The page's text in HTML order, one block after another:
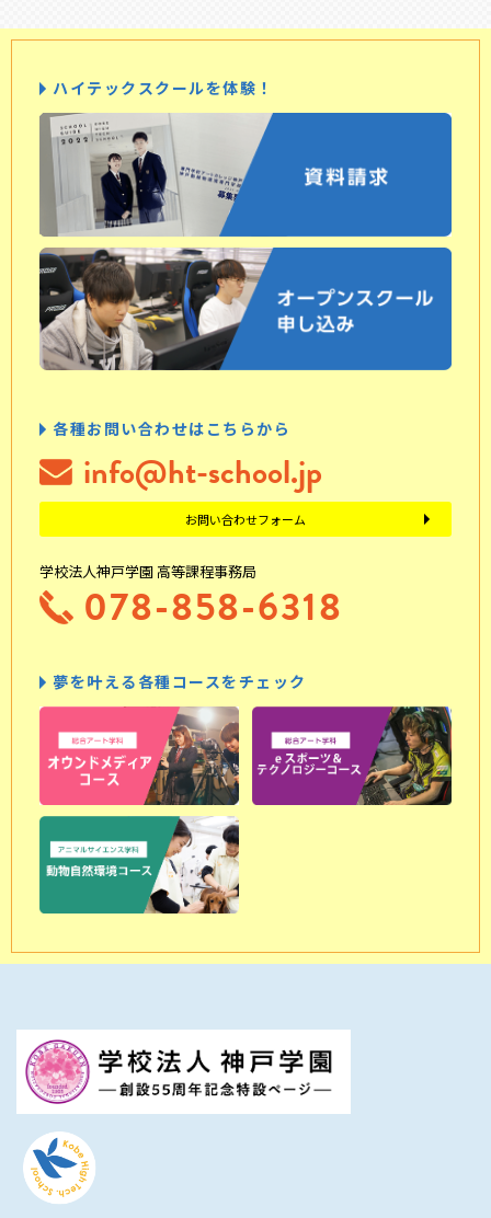
ハイテックスクールを体験！
各種お問い合わせはこちらから
info@ht-school.jp
お問い合わせフォーム
学校法人神戸学園 高等課程事務局
078-858-6318
夢を叶える各種コースをチェック